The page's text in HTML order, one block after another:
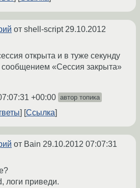
от shell-script29.10.2012
открыта и в туже секунду
«Сессия закрыта»
+00:00 автор топика
Ссылка
от Bain 29.10.2012 07:07:31
логи приведи.